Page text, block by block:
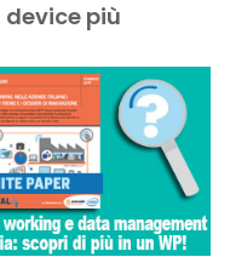
device più